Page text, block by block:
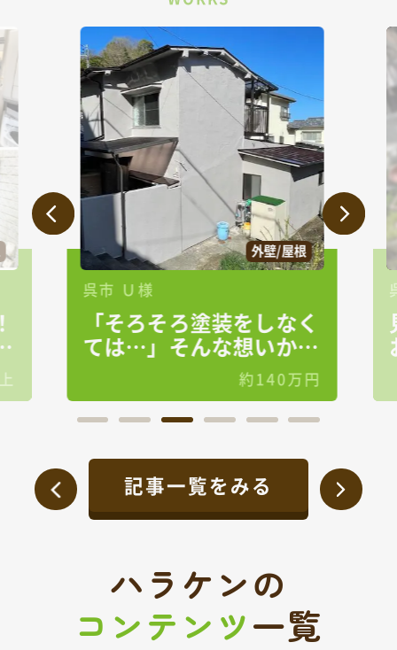
外壁/屋根
呉市 Ｕ様
「そろそろ塗装をしなく
ては…」そんな想いから
始まった屋根・外壁塗装
工事✨ 約140万円
記事一覧をみる
ハラケンの
コンテンツ一覧